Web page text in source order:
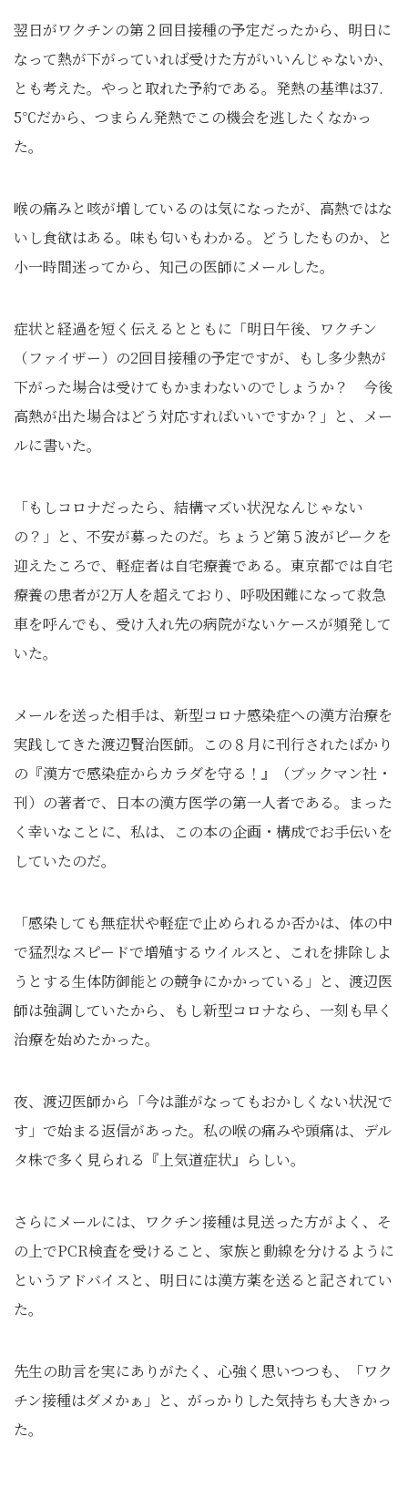
翌日がワクチンの第２回目接種の予定だったから、明日に
なって熱が下がっていれば受けた方がいいんじゃないか、
とも考えた。やっと取れた予約である。発熱の基準は37.
5℃だから、つまらん発熱でこの機会を逃したくなかっ
た。
喉の痛みと咳が増しているのは気になったが、高熱ではな
いし食欲はある。味も匂いもわかる。どうしたものか、と
小一時間迷ってから、知己の医師にメールした。
症状と経過を短く伝えるとともに「明日午後、ワクチン
（ファイザー）の2回目接種の予定ですが、もし多少熱が
下がった場合は受けてもかまわないのでしょうか？ 今後
高熱が出た場合はどう対応すればいいですか？」と、メー
ルに書いた。
「もしコロナだったら、結構マズい状況なんじゃない
の？」と、不安が募ったのだ。ちょうど第５波がピークを
迎えたころで、軽症者は自宅療養である。東京都では自宅
療養の患者が2万人を超えており、呼吸困難になって救急
車を呼んでも、受け入れ先の病院がないケースが頻発して
いた。
メールを送った相手は、新型コロナ感染症への漢方治療を
実践してきた渡辺賢治医師。この８月に刊行されたばかり
の『漢方で感染症からカラダを守る！』（ブックマン社・
刊）の著者で、日本の漢方医学の第一人者である。まった
く幸いなことに、私は、この本の企画・構成でお手伝いを
していたのだ。
「感染しても無症状や軽症で止められるか否かは、体の中
で猛烈なスピードで増殖するウイルスと、これを排除しよ
うとする生体防御能との競争にかかっている」と、渡辺医
師は強調していたから、もし新型コロナなら、一刻も早く
治療を始めたかった。
夜、渡辺医師から「今は誰がなってもおかしくない状況で
す」で始まる返信があった。私の喉の痛みや頭痛は、デル
タ株で多く見られる『上気道症状』らしい。
さらにメールには、ワクチン接種は見送った方がよく、そ
の上でPCR検査を受けること、家族と動線を分けるように
というアドバイスと、明日には漢方薬を送ると記されてい
た。
先生の助言を実にありがたく、心強く思いつつも、「ワク
チン接種はダメかぁ」と、がっかりした気持ちも大きかっ
た。